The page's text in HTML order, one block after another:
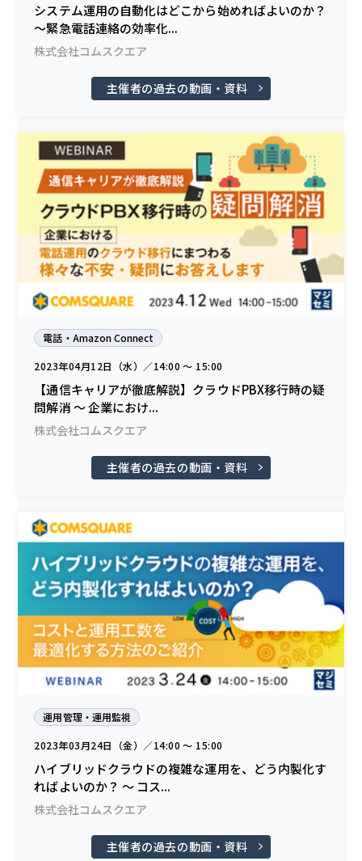
システム運用の自動化はどこから始めればよいのか？
〜緊急電話連絡の効率化...
株式会社コムスクエア
主催者の過去の動画・資料
電話・Amazon Connect
2023年04月12日（水）／14:00 〜 15:00
【通信キャリアが徹底解説】クラウドPBX移行時の疑
問解消 ～ 企業におけ...
株式会社コムスクエア
主催者の過去の動画・資料
運用管理・運用監視
2023年03月24日（金）／14:00 〜 15:00
ハイブリッドクラウドの複雑な運用を、どう内製化す
ればよいのか？ ～ コス...
株式会社コムスクエア
主催者の過去の動画・資料